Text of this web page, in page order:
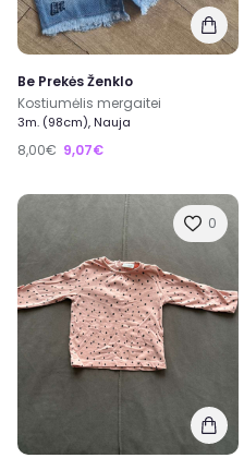
Be Prekės Ženklo
Kostiumėlis mergaitei
3m. (98cm), Nauja
8,00€ 9,07€
0